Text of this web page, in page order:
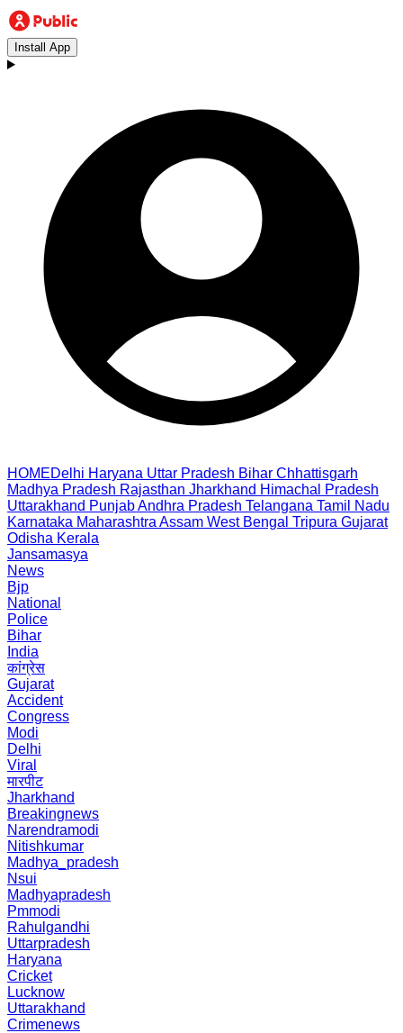
Install App
HOMEDelhi Haryana Uttar Pradesh Bihar Chhattisgarh
Madhya Pradesh Rajasthan Jharkhand Himachal Pradesh
Uttarakhand PunjabAndhra Pradesh Telangana Tamil Nadu
Karnataka Maharashtra Assam West Bengal Tripura Gujarat
Odisha Kerala
Jansamasya
News
Bjp
National
Police
Bihar
India
कांग्रेस
Gujarat
Accident
Congress
Modi
Delhi
Viral
मारपीट
Jharkhand
Breakingnews
Narendramodi
Nitishkumar
Madhya_pradesh
Nsui
Madhyapradesh
Pmmodi
Rahulgandhi
Uttarpradesh
Haryana
Cricket
Lucknow
Uttarakhand
Crimenews